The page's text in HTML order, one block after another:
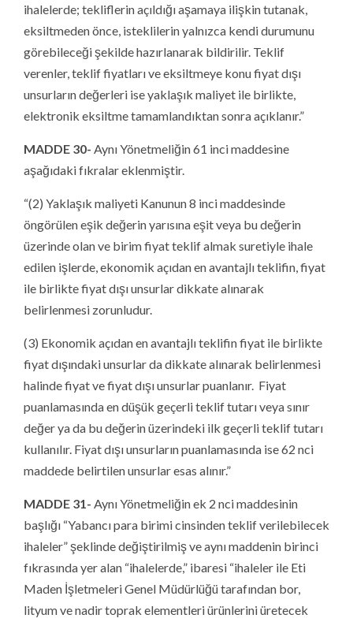
ihalelerde; tekliflerin açıldığı aşamaya ilişkin tutanak,
eksiltmeden önce, isteklilerin yalnızca kendi durumunu
görebileceği şekilde hazırlanarak bildirilir. Teklif
verenler, teklif fiyatları ve eksiltmeye konu fiyat dışı
unsurların değerleri ise yaklaşık maliyet ile birlikte,
elektronik eksiltme tamamlandıktan sonra açıklanır.”
MADDE 30- Aynı Yönetmeliğin 61 inci maddesine
aşağıdaki fıkralar eklenmiştir.
“(2) Yaklaşık maliyeti Kanunun 8 inci maddesinde
öngörülen eşik değerin yarısına eşit veya bu değerin
üzerinde olan ve birim fiyat teklif almak suretiyle ihale
edilen işlerde, ekonomik açıdan en avantajlı teklifin, fiyat
ile birlikte fiyat dışı unsurlar dikkate alınarak
belirlenmesi zorunludur.
(3) Ekonomik açıdan en avantajlı teklifin fiyat ile birlikte
fiyat dışındaki unsurlar da dikkate alınarak belirlenmesi
halinde fiyat ve fiyat dışı unsurlar puanlanır. Fiyat
puanlamasında en düşük geçerli teklif tutarı veya sınır
değer ya da bu değerin üzerindeki ilk geçerli teklif tutarı
kullanılır. Fiyat dışı unsurların puanlamasında ise 62 nci
maddede belirtilen unsurlar esas alınır.”
MADDE 31- Aynı Yönetmeliğin ek 2 nci maddesinin
başlığı “Yabancı para birimi cinsinden teklif verilebilecek
ihaleler” şeklinde değiştirilmiş ve aynı maddenin birinci
fıkrasında yer alan “ihalelerde,” ibaresi “ihaleler ile Eti
Maden İşletmeleri Genel Müdürlüğü tarafından bor,
lityum ve nadir toprak elementleri ürünlerini üretecek